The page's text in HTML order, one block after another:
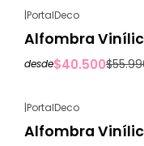
|PortalDeco
Alfombra
desde$40.500
|PortalDeco
Alfombra